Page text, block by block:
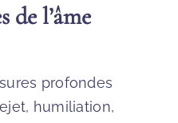
de l’âme
profondes
humiliation,